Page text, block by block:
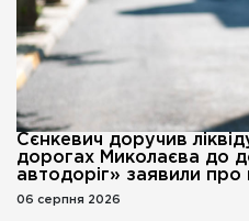
Сєнкевич доручив
дорогах Миколаєва до
автодоріг» заявили про
06 серпня 2026